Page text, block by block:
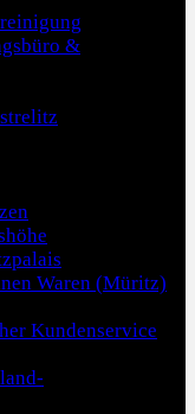
&
Waren (Müritz)
Kundenservice